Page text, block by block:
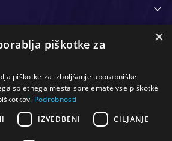
& nohti / Orodje - kozmetično /
×
piškotke za
piškotke za izboljšanje uporabniške
spletnega mesta sprejemate vse piškotke
Podrobnosti
IZVEDBENI CILJANJE